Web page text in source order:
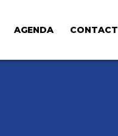
AGENDA CONTACT